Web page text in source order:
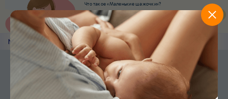
Что такое «Маленькие шажочки»?
Наш новый суперсервис для отслеживания
развития вашего малыша
Попробовать сейчас
Nestlé Baby &me NAN®
Приложение Nestlé Baby&me
Еще быстрее и удобнее
Установить